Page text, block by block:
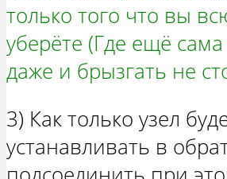
только того что вы
уберёте (Где ещё
даже и брызгать не
3) Как только узел
устанавливать в